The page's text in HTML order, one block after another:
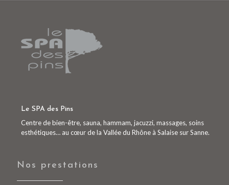
Le SPA des Pins
Centre de bien-être, sauna, hammam, jacuzzi, massages, soins
esthétiques… au cœur de la Vallée du Rhône à Salaise sur Sanne.
Nos prestations